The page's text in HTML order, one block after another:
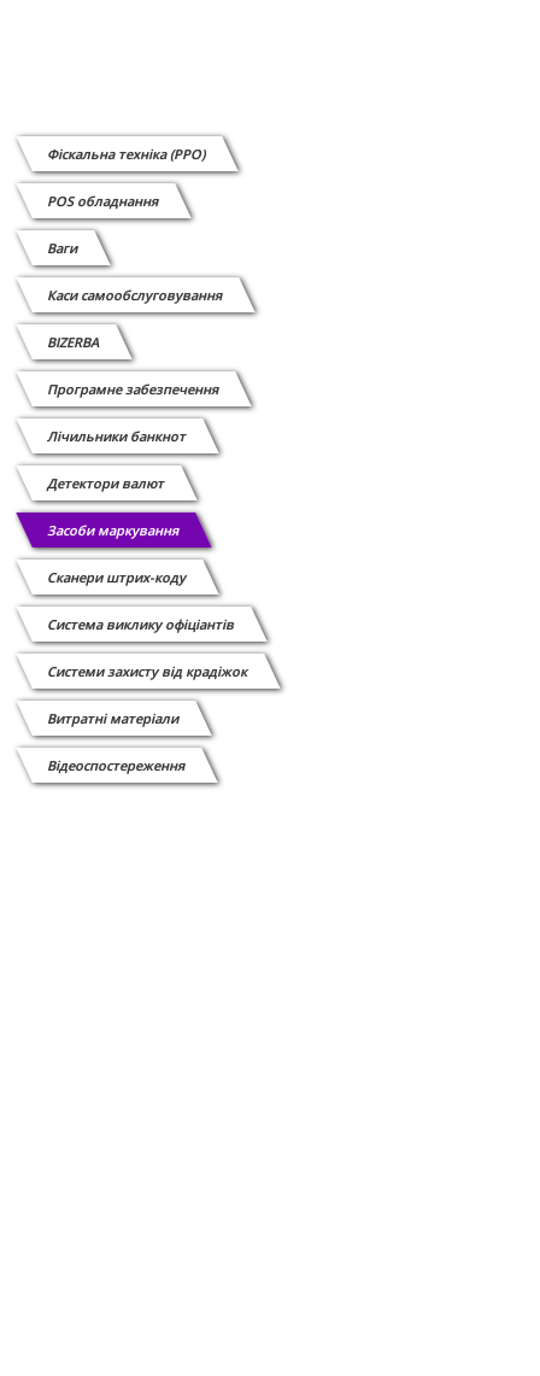
Фіскальна техніка (РРО)
POS обладнання
Ваги
Каси самообслуговування
BIZERBA
Програмне забезпечення
Лічильники банкнот
Детектори валют
Засоби маркування
Сканери штрих-коду
Cистема виклику офіціантів
Системи захисту від крадіжок
Витратні матеріали
Відеоспостереження